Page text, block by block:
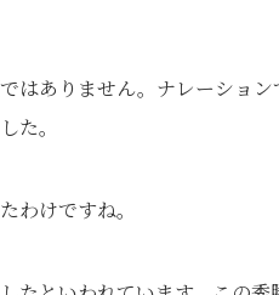
はありません。ナレーショ
た。
わけですね。